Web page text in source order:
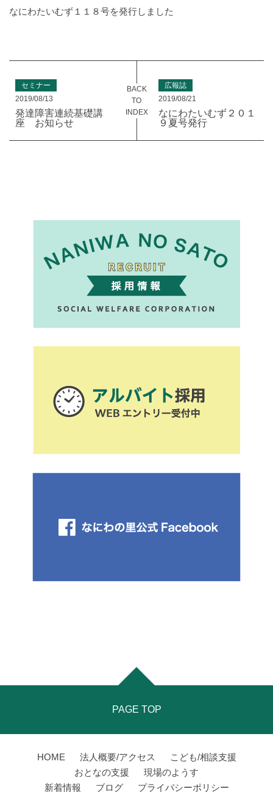
なにわたいむず１１８号を発行しました
セミナー
2019/08/13
発達障害連続基礎講
座 お知らせ
BACK
TO
INDEX
広報誌
2019/08/21
なにわたいむず２０１
９夏号発行
PAGE TOP
HOME 法人概要/アクセス
こども/相談支援
おとなの支援
現場のようす
新着情報
ブログ プライバシーポリシー